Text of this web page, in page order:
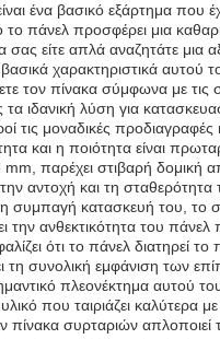
ένα βασικό εξάρτημα που
πάνελ προσφέρει μια
σας είτε απλά αναζητάτε μια
χαρακτηριστικά αυτού
τον πίνακα σύμφωνα με τις
τα ιδανική λύση για
τις μοναδικές προδιαγραφές
και η ποιότητα είναι
παρέχει στιβαρή δομική
αντοχή και τη
συμπαγή κατασκευή του, το
την ανθεκτικότητα του
ότι το πάνελ διατηρεί
τη συνολική εμφάνιση των
πλεονέκτημα αυτού
υλικό που ταιριάζει
πίνακα συρταριών απλοποιεί